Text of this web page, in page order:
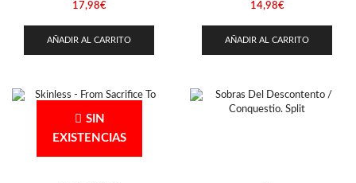
17,98€
AÑADIR AL CARRITO
14,98€
AÑADIR AL CARRITO
SIN
EXISTENCIAS